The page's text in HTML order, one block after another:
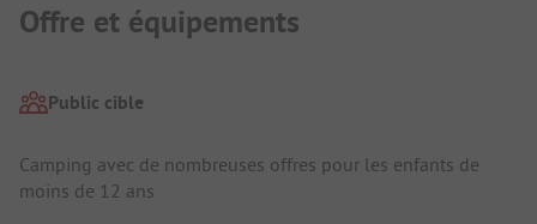
Offre et équipements
Public cible
Camping avec de nombreuses offres pour les enfants de
moins de 12 ans